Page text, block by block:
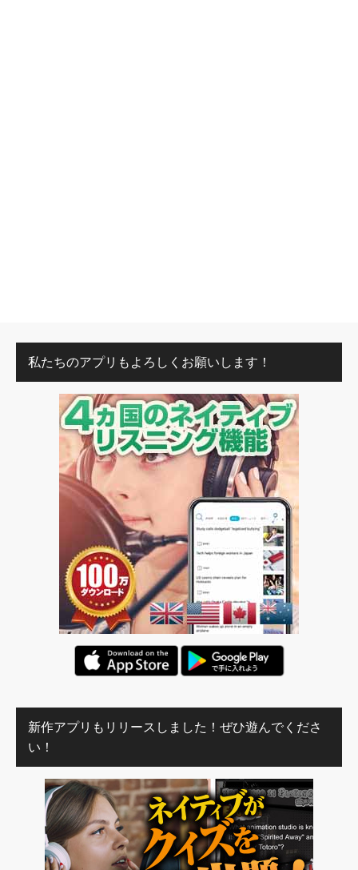
私たちのアプリもよろしくお願いします！
新作アプリもリリースしました！ぜひ遊んでくださ
い！